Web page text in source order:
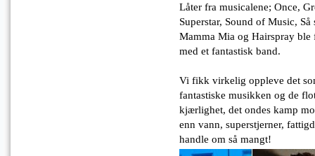
Låter fra musicalene; Once,
Superstar, Sound of Music,
Mamma Mia og Hairspray
med et fantastisk band.
Vi fikk virkelig oppleve det
fantastiske musikken og de
kjærlighet, det ondes kamp
enn vann, superstjerner,
handle om så mangt!